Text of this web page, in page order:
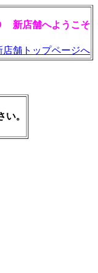
新店舗へようこそ
店舗トップページへ
。